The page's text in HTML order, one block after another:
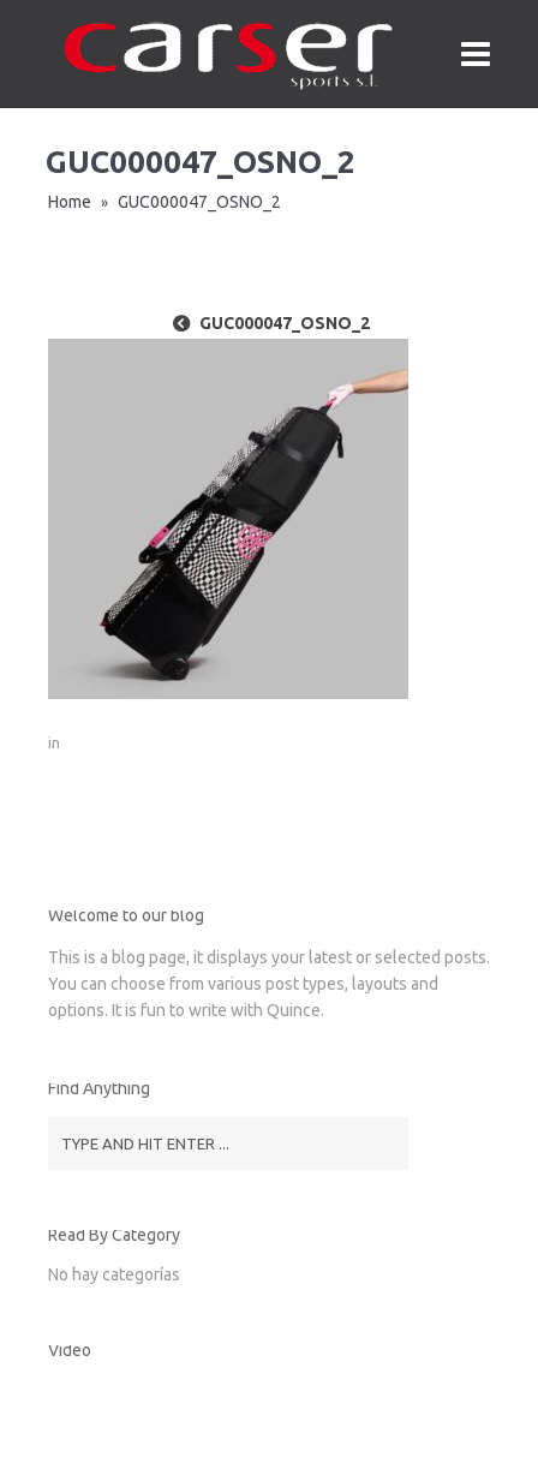
GUC000047_OSNO_2
Home » GUC000047_OSNO_2
GUC000047_OSNO_2
in
Welcome to our blog
This is a blog page, it displays your latest or selected posts.
You can choose from various post types, layouts and
options. It is fun to write with Quince.
Find Anything
Read By Category
No hay categorías
Video